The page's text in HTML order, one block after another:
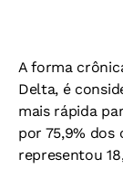
A forma
Delta, é
mais rápida
por 75,9% dos
representou